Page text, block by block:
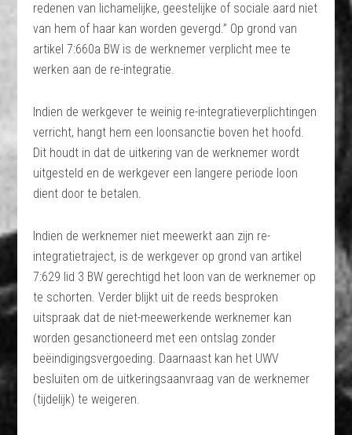
redenen van lichamelijke, geestelijke of sociale aard niet
van hem of haar kan worden gevergd.” Op grond van
artikel 7:660a BW is de werknemer verplicht mee te
werken aan de re-integratie.
Indien de werkgever te weinig re-integratieverplichtingen
verricht, hangt hem een loonsanctie boven het hoofd.
Dit houdt in dat de uitkering van de werknemer wordt
uitgesteld en de werkgever een langere periode loon
dient door te betalen.
Indien de werknemer niet meewerkt aan zijn re-
integratietraject, is de werkgever op grond van artikel
7:629 lid 3 BW gerechtigd het loon van de werknemer op
te schorten. Verder blijkt uit de reeds besproken
uitspraak dat de niet-meewerkende werknemer kan
worden gesanctioneerd met een ontslag zonder
beëindigingsvergoeding. Daarnaast kan het UWV
besluiten om de uitkeringsaanvraag van de werknemer
(tijdelijk) te weigeren.